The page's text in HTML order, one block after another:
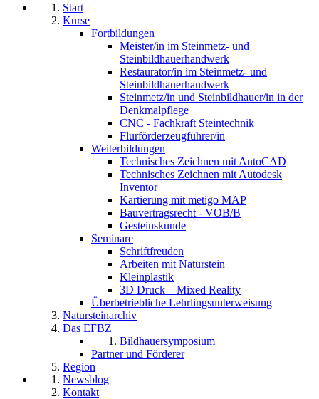
Start
Kurse
Fortbildungen
Meister/in im Steinmetz- und
Steinbildhauerhandwerk
Restaurator/in im Steinmetz- und
Steinbildhauerhandwerk
Steinmetz/in und Steinbildhauer/in in der
Denkmalpflege
CNC - Fachkraft Steintechnik
Flurförderzeugführer/in
Weiterbildungen
Technisches Zeichnen mit AutoCAD
Technisches Zeichnen mit Autodesk
Inventor
Kartierung mit metigo MAP
Bauvertragsrecht - VOB/B
Gesteinskunde
Seminare
Schriftfreuden
Arbeiten mit Naturstein
Kleinplastik
3D Druck – Mixed Reality
Überbetriebliche Lehrlingsunterweisung
Natursteinarchiv
Das EFBZ
Bildhauersymposium
Partner und Förderer
Region
Newsblog
Kontakt